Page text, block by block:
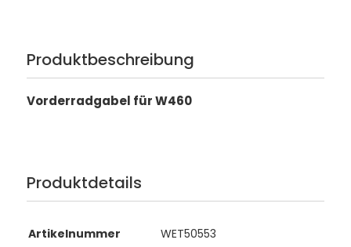
Produktbeschreibung
Vorderradgabel für W460
Produktdetails
Artikelnummer WET50553